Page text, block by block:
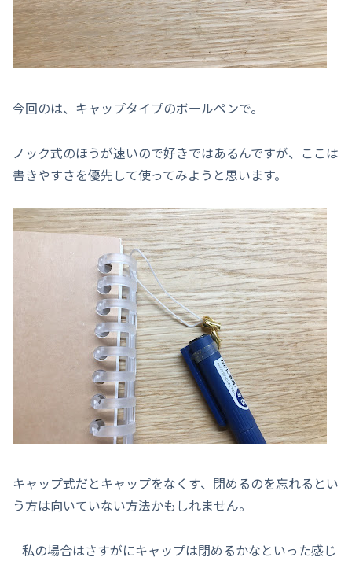
今回のは、キャップタイプのボールペンで。
ノック式のほうが速いので好きではあるんですが、ここは
書きやすさを優先して使ってみようと思います。
キャップ式だとキャップをなくす、閉めるのを忘れるとい
う方は向いていない方法かもしれません。
私の場合はさすがにキャップは閉めるかなといった感じ